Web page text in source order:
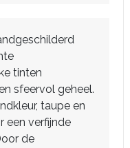
tinten
sfeervol geheel.
taupe en
een verfijnde
de